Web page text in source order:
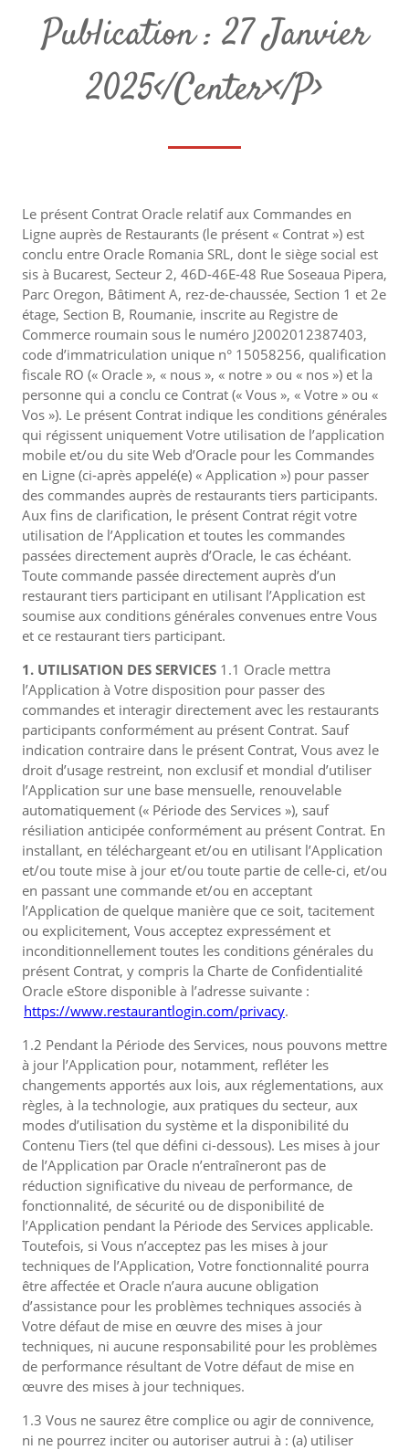
Publication : 27 Janvier
2025</center></p>
Le présent Contrat Oracle relatif aux Commandes en
Ligne auprès de Restaurants (le présent « Contrat ») est
conclu entre Oracle Romania SRL, dont le siège social est
sis à Bucarest, Secteur 2, 46D-46E-48 Rue Soseaua Pipera,
Parc Oregon, Bâtiment A, rez-de-chaussée, Section 1 et 2e
étage, Section B, Roumanie, inscrite au Registre de
Commerce roumain sous le numéro J2002012387403,
code d’immatriculation unique n° 15058256, qualification
fiscale RO (« Oracle », « nous », « notre » ou « nos ») et la
personne qui a conclu ce Contrat (« Vous », « Votre » ou «
Vos »). Le présent Contrat indique les conditions générales
qui régissent uniquement Votre utilisation de l’application
mobile et/ou du site Web d’Oracle pour les Commandes
en Ligne (ci-après appelé(e) « Application ») pour passer
des commandes auprès de restaurants tiers participants.
Aux fins de clarification, le présent Contrat régit votre
utilisation de l’Application et toutes les commandes
passées directement auprès d’Oracle, le cas échéant.
Toute commande passée directement auprès d’un
restaurant tiers participant en utilisant l’Application est
soumise aux conditions générales convenues entre Vous
et ce restaurant tiers participant.
1. UTILISATION DES SERVICES 1.1 Oracle mettra
l’Application à Votre disposition pour passer des
commandes et interagir directement avec les restaurants
participants conformément au présent Contrat. Sauf
indication contraire dans le présent Contrat, Vous avez le
droit d’usage restreint, non exclusif et mondial d’utiliser
l’Application sur une base mensuelle, renouvelable
automatiquement (« Période des Services »), sauf
résiliation anticipée conformément au présent Contrat. En
installant, en téléchargeant et/ou en utilisant l’Application
et/ou toute mise à jour et/ou toute partie de celle-ci, et/ou
en passant une commande et/ou en acceptant
l’Application de quelque manière que ce soit, tacitement
ou explicitement, Vous acceptez expressément et
inconditionnellement toutes les conditions générales du
présent Contrat, y compris la Charte de Confidentialité
Oracle eStore disponible à l’adresse suivante :
https://www.restaurantlogin.com/privacy.
1.2 Pendant la Période des Services, nous pouvons mettre
à jour l’Application pour, notamment, refléter les
changements apportés aux lois, aux réglementations, aux
règles, à la technologie, aux pratiques du secteur, aux
modes d’utilisation du système et la disponibilité du
Contenu Tiers (tel que défini ci-dessous). Les mises à jour
de l’Application par Oracle n’entraîneront pas de
réduction significative du niveau de performance, de
fonctionnalité, de sécurité ou de disponibilité de
l’Application pendant la Période des Services applicable.
Toutefois, si Vous n’acceptez pas les mises à jour
techniques de l’Application, Votre fonctionnalité pourra
être affectée et Oracle n’aura aucune obligation
d’assistance pour les problèmes techniques associés à
Votre défaut de mise en œuvre des mises à jour
techniques, ni aucune responsabilité pour les problèmes
de performance résultant de Votre défaut de mise en
œuvre des mises à jour techniques.
1.3 Vous ne saurez être complice ou agir de connivence,
ni ne pourrez inciter ou autoriser autrui à : (a) utiliser